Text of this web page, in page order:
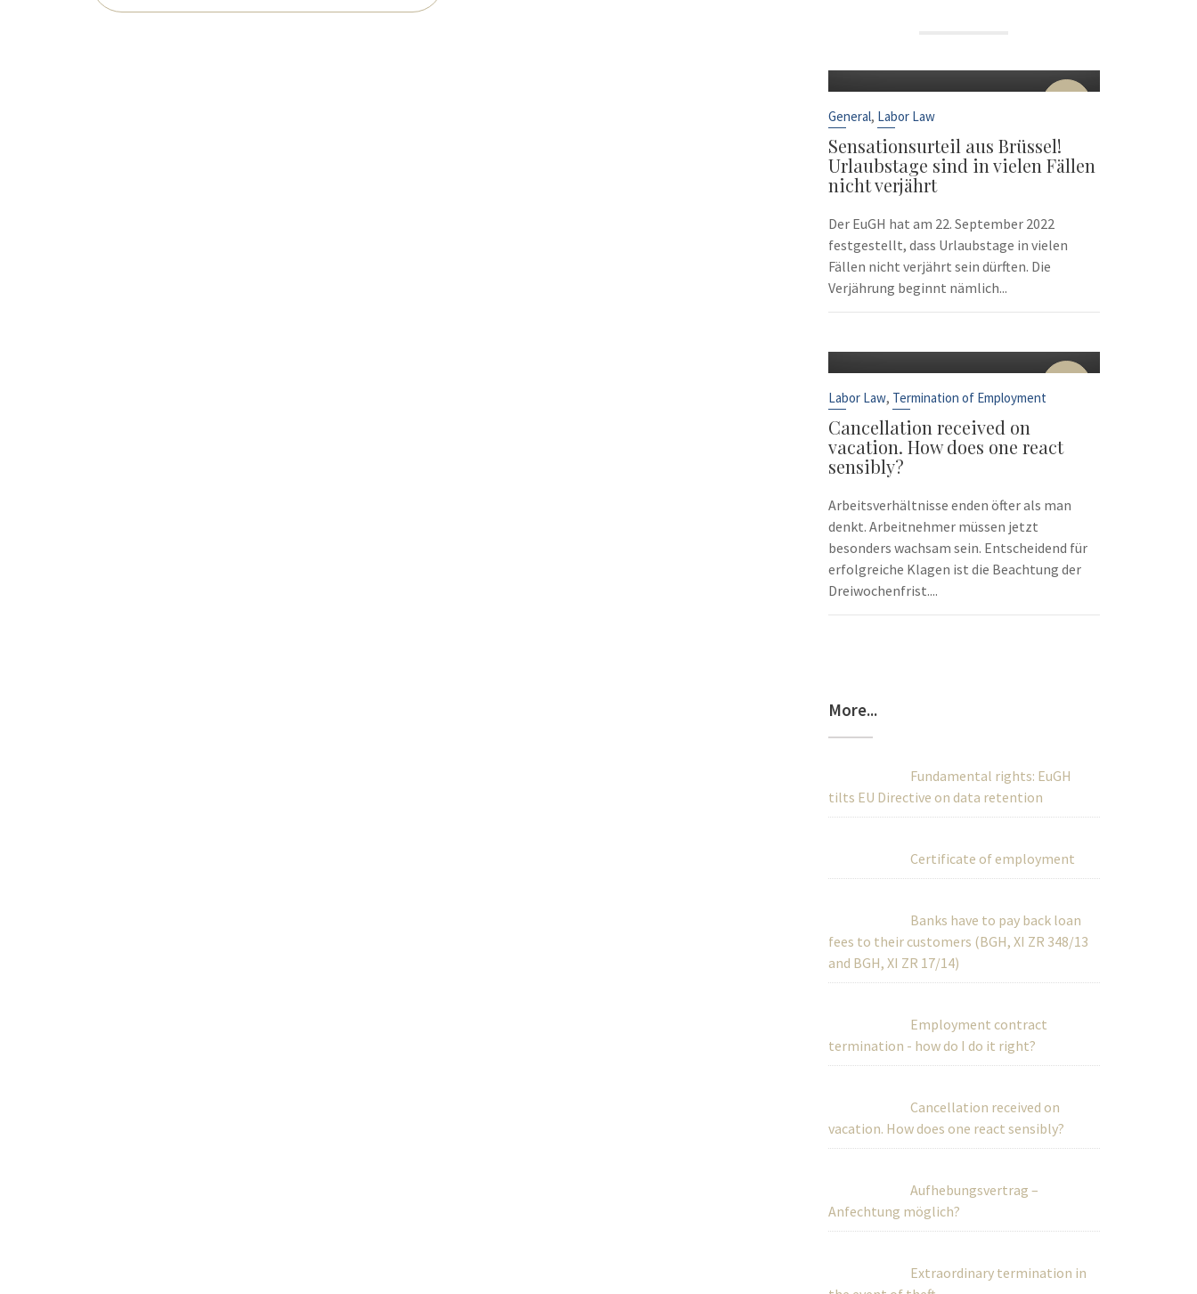
22
General, Labor Law
Sensationsurteil aus Brüssel!
Urlaubstage sind in vielen Fällen
nicht verjährt
Der EuGH hat am 22. September 2022
festgestellt, dass Urlaubstage in vielen
Fällen nicht verjährt sein dürften. Die
Verjährung beginnt nämlich...
10
Labor Law, Termination of Employment
Cancellation received on
vacation. How does one react
sensibly?
Arbeitsverhältnisse enden öfter als man
denkt. Arbeitnehmer müssen jetzt
besonders wachsam sein. Entscheidend für
erfolgreiche Klagen ist die Beachtung der
Dreiwochenfrist....
More...
Fundamental rights: EuGH
tilts EU Directive on data retention
Certificate of employment
Banks have to pay back loan
fees to their customers (BGH, XI ZR 348/13
and BGH, XI ZR 17/14)
Employment contract
termination - how do I do it right?
Cancellation received on
vacation. How does one react sensibly?
Aufhebungsvertrag –
Anfechtung möglich?
Extraordinary termination in